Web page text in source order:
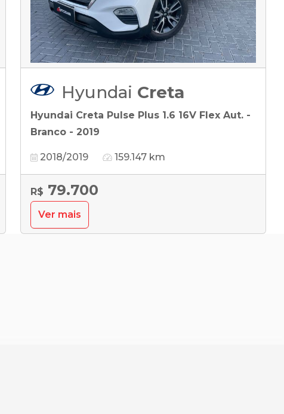
Hyundai Creta
Hyundai Creta Pulse Plus 1.6 16V Flex Aut. -
Branco - 2019
2018/2019 159.147 km
R$ 79.700
Ver mais